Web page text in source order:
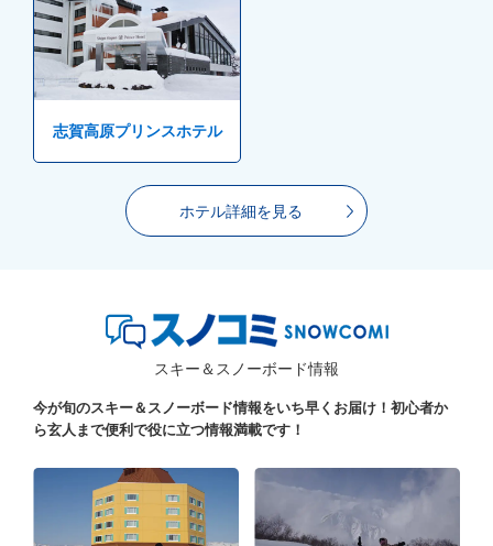
志賀高原プリンスホテル
ホテル詳細を見る
スキー＆スノーボード情報
今が旬のスキー＆スノーボード情報をいち早くお届け！初心者か
ら玄人まで便利で役に立つ情報満載です！